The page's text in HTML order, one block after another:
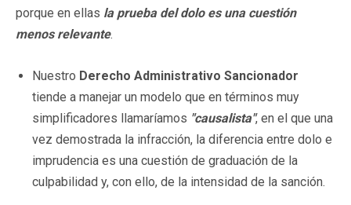
porque en ellas la prueba del dolo es una cuestión
menos relevante.
Nuestro Derecho Administrativo Sancionador
tiende a manejar un modelo que en términos muy
simplificadores llamaríamos "causalista", en el que una
vez demostrada la infracción, la diferencia entre dolo e
imprudencia es una cuestión de graduación de la
culpabilidad y, con ello, de la intensidad de la sanción.